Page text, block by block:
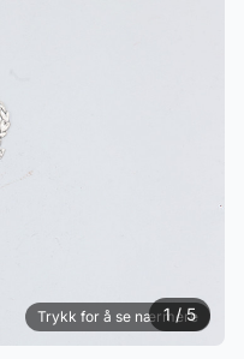
Trykk for å se nærmere
1 / 5